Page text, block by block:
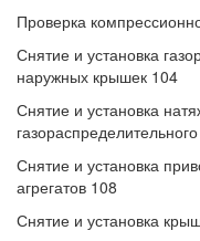
Проверка
Снятие и установка
наружных крышек 104
Снятие и установка
Снятие и установка
агрегатов 108
Снятие и установка